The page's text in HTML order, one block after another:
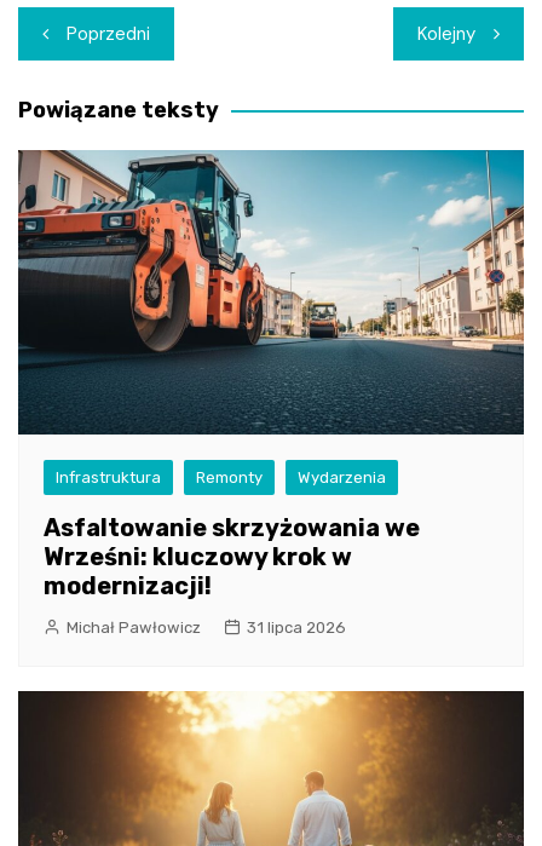
Nawigacja
wpisu
Poprzedni Kolejny
Powiązane teksty
Infrastruktura Remonty Wydarzenia
Asfaltowanie skrzyżowania we
Wrześni: kluczowy krok w
modernizacji!
Michał Pawłowicz 31 lipca 2026